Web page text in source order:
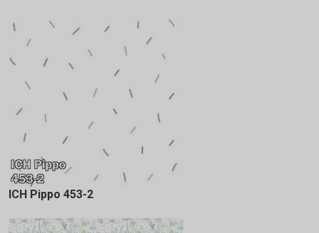
ICH Pippo 453-2